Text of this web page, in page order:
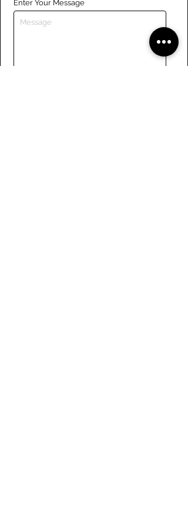
Enter Your Message